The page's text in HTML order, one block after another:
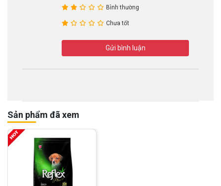
Bình thường
Chưa tốt
Gửi bình luận
Sản phẩm đã xem